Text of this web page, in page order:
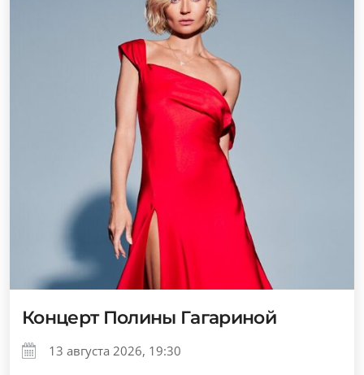
Концерт Полины Гагариной
13 августа 2026, 19:30